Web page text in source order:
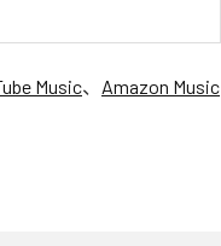
Music、 Amazon Music